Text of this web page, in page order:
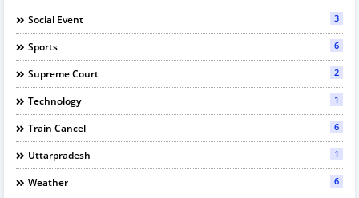
Social Event 3
Sports 6
Supreme Court 2
Technology 1
Train Cancel 6
Uttarpradesh 1
Weather 6